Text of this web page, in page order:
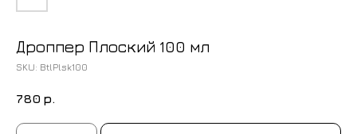
Дроппер Плоский 100 мл
SKU: BtlPlsk100
780 р.